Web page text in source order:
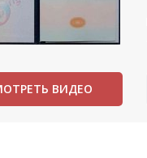
ВИДЕО